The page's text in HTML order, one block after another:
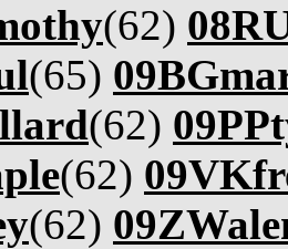
(62)
(65)
(62)
(62)
(62)